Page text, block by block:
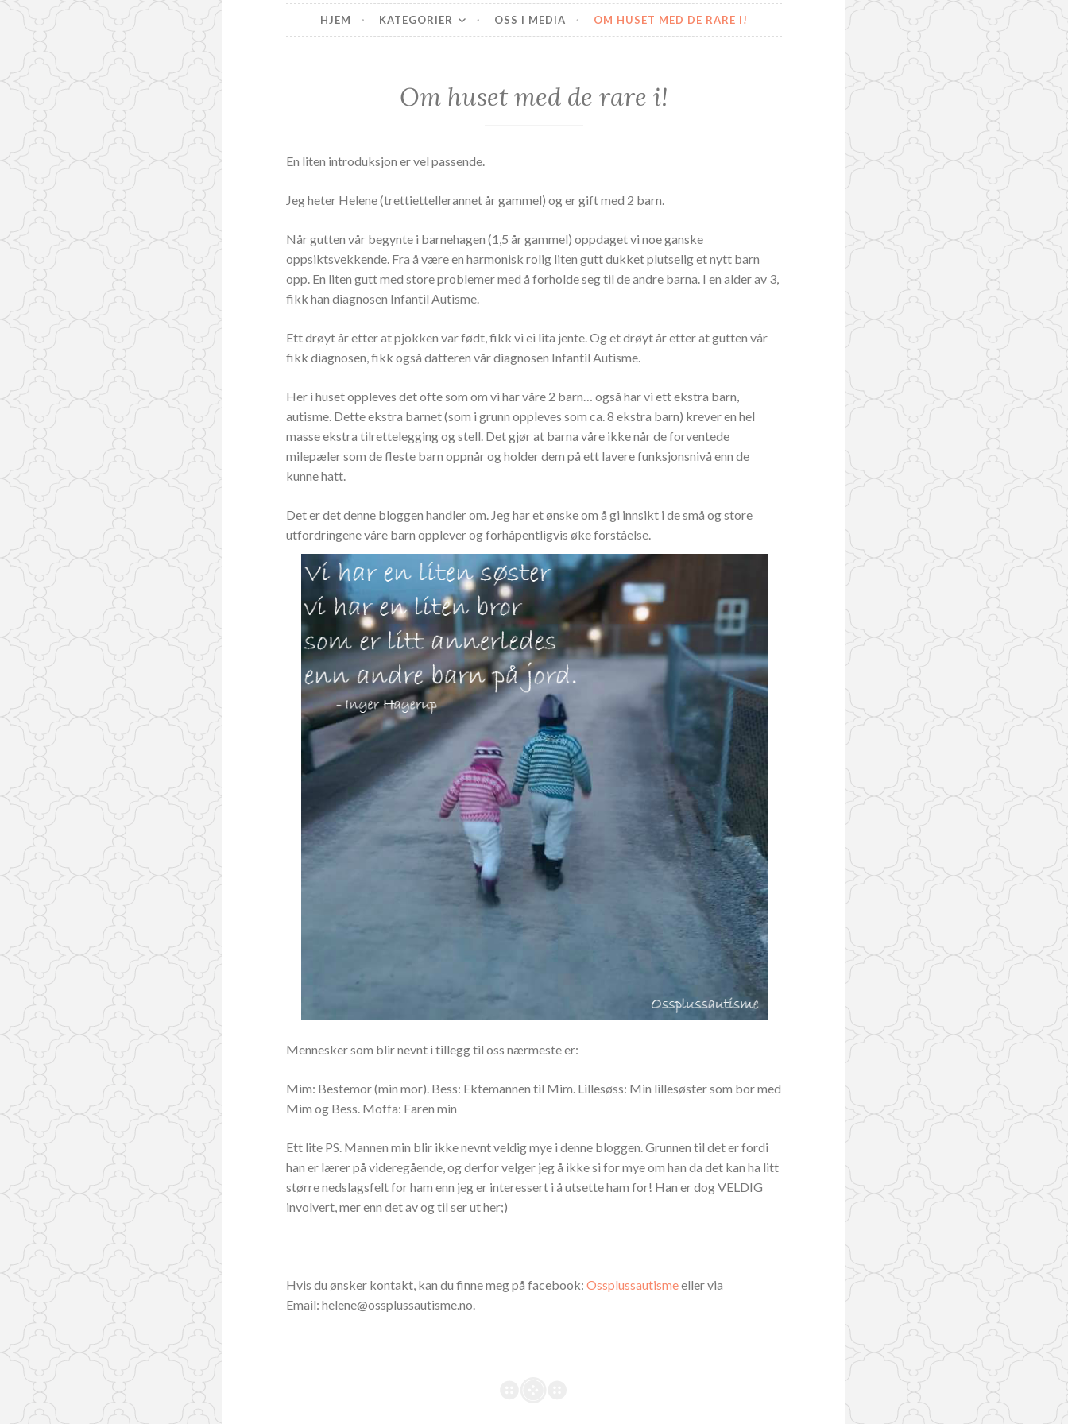
HJEM KATEGORIER OSS I MEDIA OM HUSET MED DE RARE I!
Om huset med de rare i!
En liten introduksjon er vel passende.
Jeg heter Helene (trettiettellerannet år gammel) og er gift med 2 barn.
Når gutten vår begynte i barnehagen (1,5 år gammel) oppdaget vi noe ganske
oppsiktsvekkende. Fra å være en harmonisk rolig liten gutt dukket plutselig et nytt barn
opp. En liten gutt med store problemer med å forholde seg til de andre barna. I en alder av 3,
fikk han diagnosen Infantil Autisme.
Ett drøyt år etter at pjokken var født, fikk vi ei lita jente. Og et drøyt år etter at gutten vår
fikk diagnosen, fikk også datteren vår diagnosen Infantil Autisme.
Her i huset oppleves det ofte som om vi har våre 2 barn… også har vi ett ekstra barn,
autisme. Dette ekstra barnet (som i grunn oppleves som ca. 8 ekstra barn) krever en hel
masse ekstra tilrettelegging og stell. Det gjør at barna våre ikke når de forventede
milepæler som de fleste barn oppnår og holder dem på ett lavere funksjonsnivå enn de
kunne hatt.
Det er det denne bloggen handler om. Jeg har et ønske om å gi innsikt i de små og store
utfordringene våre barn opplever og forhåpentligvis øke forståelse.
Mennesker som blir nevnt i tillegg til oss nærmeste er:
Mim: Bestemor (min mor). Bess: Ektemannen til Mim. Lillesøss: Min lillesøster som bor med
Mim og Bess. Moffa: Faren min
Ett lite PS. Mannen min blir ikke nevnt veldig mye i denne bloggen. Grunnen til det er fordi
han er lærer på videregående, og derfor velger jeg å ikke si for mye om han da det kan ha litt
større nedslagsfelt for ham enn jeg er interessert i å utsette ham for! Han er dog VELDIG
involvert, mer enn det av og til ser ut her;)
Hvis du ønsker kontakt, kan du finne meg på facebook: Ossplussautismeeller via
Email: helene@ossplussautisme.no.